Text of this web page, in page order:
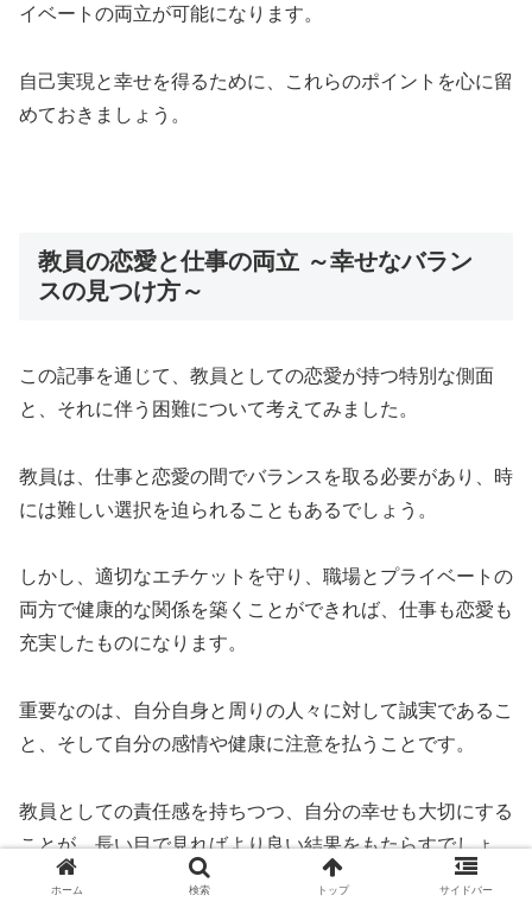
イベートの両立が可能になります。
自己実現と幸せを得るために、これらのポイントを心に留
めておきましょう。
教員の恋愛と仕事の両立 ～幸せなバラン
スの見つけ方～
この記事を通じて、教員としての恋愛が持つ特別な側面
と、それに伴う困難について考えてみました。
教員は、仕事と恋愛の間でバランスを取る必要があり、時
には難しい選択を迫られることもあるでしょう。
しかし、適切なエチケットを守り、職場とプライベートの
両方で健康的な関係を築くことができれば、仕事も恋愛も
充実したものになります。
重要なのは、自分自身と周りの人々に対して誠実であるこ
と、そして自分の感情や健康に注意を払うことです。
教員としての責任感を持ちつつ、自分の幸せも大切にする
ことが、長い目で見ればより良い結果をもたらすでしょ
ホーム 検索 トップ サイドバー